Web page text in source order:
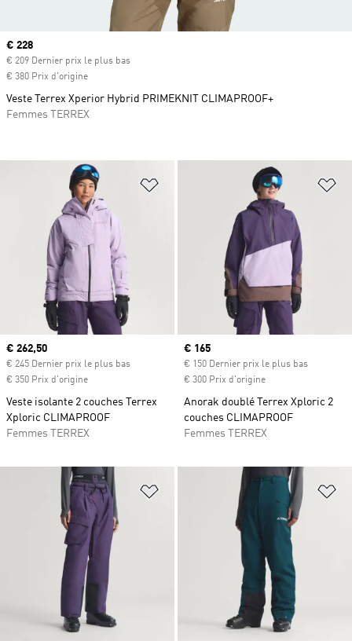
Ajouter à la Liste de produits
Prix actuel
€ 262,50
€ 245 Dernier prix le plus bas
€ 350 Prix d'origine
Veste isolante 2 couches Terrex
Xploric CLIMAPROOF
Femmes TERREX
Prix actuel
€ 165
€ 150 Dernier prix le plus bas
€ 300 Prix d'origine
Anorak doublé Terrex Xploric 2
couches CLIMAPROOF
Femmes TERREX
Ajouter à la Liste de produits
Prix actuel
€ 228
€ 209 Dernier prix le plus bas
€ 380 Prix d'origine
Veste Terrex Xperior Hybrid PRIMEKNIT CLIMAPROOF+
Femmes TERREX